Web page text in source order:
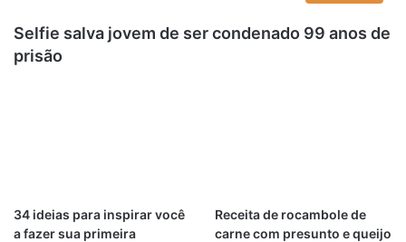
Selfie salva jovem de ser condenado 99 anos de
prisão
34 ideias para inspirar você
a fazer sua primeira
Receita de rocambole de
carne com presunto e queijo